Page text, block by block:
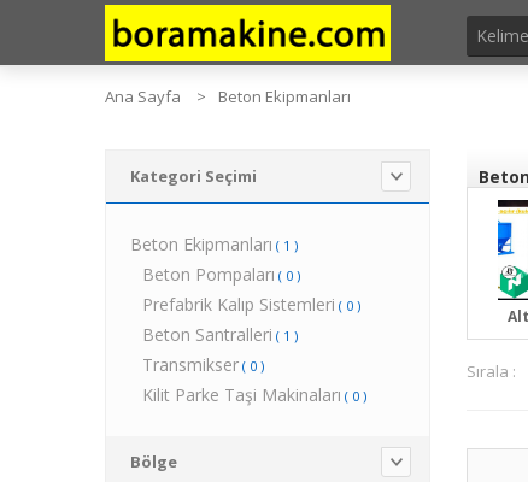
Ana Sayfa Beton Ekipmanları
Kategori Seçimi
Beton Ekipmanları ( 1 )
Beton Pompaları ( 0 )
Prefabrik Kalıp Sistemleri ( 0 )
Beton Santralleri ( 1 )
Transmikser ( 0 )
Kilit Parke Taşi Makinaları ( 0 )
Bölge
Sırala :